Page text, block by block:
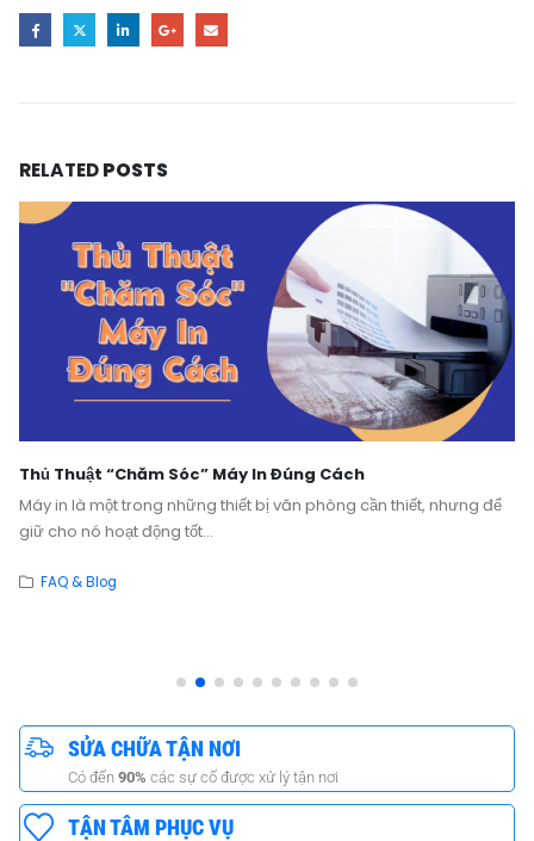
RELATEDPOSTS
Thủ Thuật “Chăm Sóc” Máy In Đúng Cách
Máy in là một trong những thiết bị văn phòng cần thiết, nhưng để
giữ cho nó hoạt động tốt...
FAQ & Blog
SỬA CHỮA TẬN NƠI
Có đến 90% các sự cố được xử lý tận nơi
TẬN TÂM PHỤC VỤ